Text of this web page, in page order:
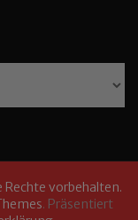
Rechte vorbehalten.
. Präsentiert